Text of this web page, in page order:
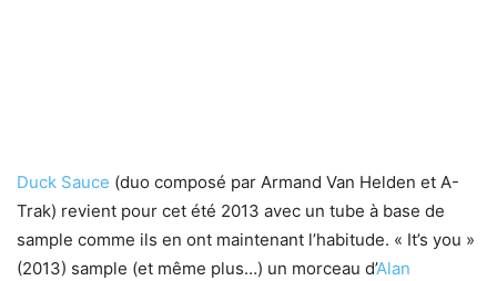
Duck Sauce (duo composé par Armand Van Helden et A-
Trak) revient pour cet été 2013 avec un tube à base de
sample comme ils en ont maintenant l’habitude. « It’s you »
(2013) sample (et même plus…) un morceau d’Alan